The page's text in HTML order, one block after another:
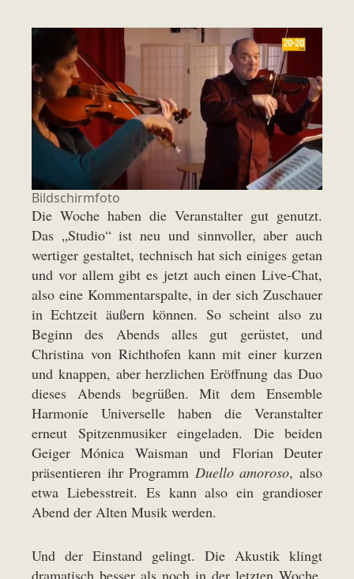
Bildschirmfoto
Die Woche haben die Veranstalter gut genutzt.
Das „Studio“ ist neu und sinnvoller, aber auch
wertiger gestaltet, technisch hat sich einiges getan
und vor allem gibt es jetzt auch einen Live-Chat,
also eine Kommentarspalte, in der sich Zuschauer
in Echtzeit äußern können. So scheint also zu
Beginn des Abends alles gut gerüstet, und
Christina von Richthofen kann mit einer kurzen
und knappen, aber herzlichen Eröffnung das Duo
dieses Abends begrüßen. Mit dem Ensemble
Harmonie Universelle haben die Veranstalter
erneut Spitzenmusiker eingeladen. Die beiden
Geiger Mónica Waisman und Florian Deuter
präsentieren ihr Programm Duello amoroso, also
etwa Liebesstreit. Es kann also ein grandioser
Abend der Alten Musik werden.
Und der Einstand gelingt. Die Akustik klingt
dramatisch besser als noch in der letzten Woche.